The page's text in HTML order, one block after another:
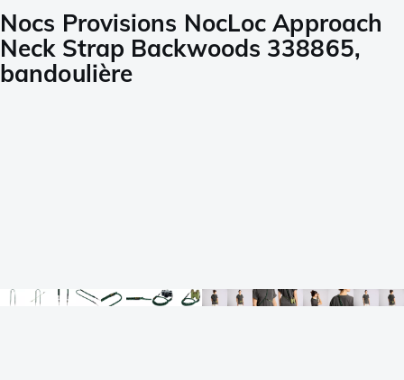
Nocs Provisions NocLoc Approach
Neck Strap Backwoods 338865,
bandoulière